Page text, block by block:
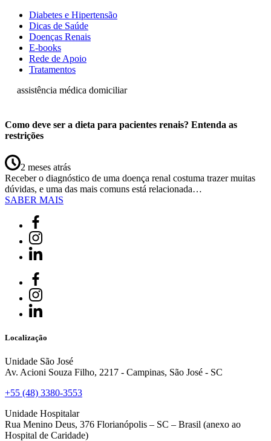
Diabetes e Hipertensão
Dicas de Saúde
Doenças Renais
E-books
Rede de Apoio
Tratamentos
assistência médica domiciliar
Como deve ser a dieta para pacientes renais? Entenda as
restrições
2 meses atrás
Receber o diagnóstico de uma doença renal costuma trazer muitas
dúvidas, e uma das mais comuns está relacionada…
SABER MAIS
Localização
Unidade São José
Av. Acioni Souza Filho, 2217 - Campinas, São José - SC
+55 (48) 3380-3553
Unidade Hospitalar
Rua Menino Deus, 376 Florianópolis – SC – Brasil (anexo ao
Hospital de Caridade)